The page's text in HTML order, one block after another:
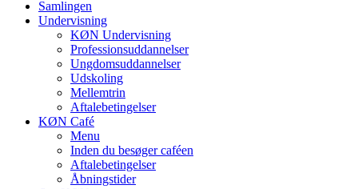
Samlingen
Undervisning
KØN Undervisning
Professionsuddannelser
Ungdomsuddannelser
Udskoling
Mellemtrin
Aftalebetingelser
KØN Café
Menu
Inden du besøger caféen
Aftalebetingelser
Åbningstider